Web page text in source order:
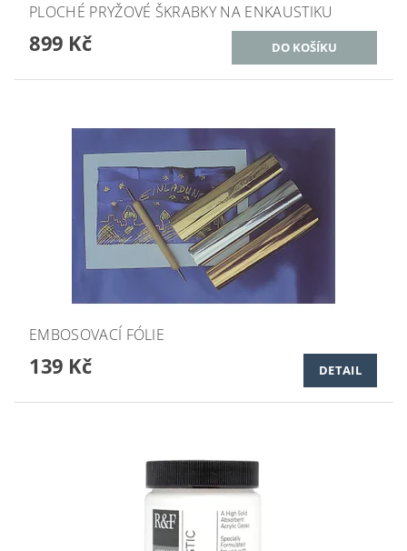
PLOCHÉ PRYŽOVÉ ŠKRABKY NA ENKAUSTIKU
899 Kč
EMBOSOVACÍ FÓLIE
139 Kč DETAIL